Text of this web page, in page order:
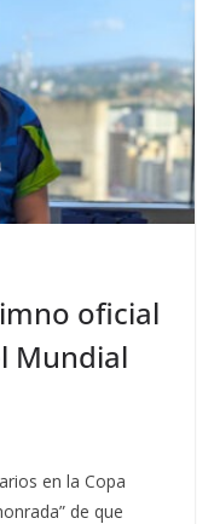
oficial
Mundial
en la Copa
de que